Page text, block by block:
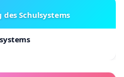
des Schulsystems